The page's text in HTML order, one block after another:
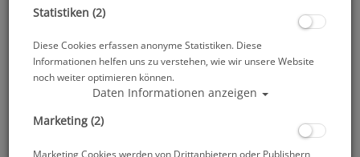
Statistiken (2)
Diese Cookies erfassen anonyme Statistiken. Diese
Informationen helfen uns zu verstehen, wie wir unsere Website
noch weiter optimieren können.
Daten Informationen anzeigen
Marketing (2)
Marketing Cookies werden von Drittanbietern oder Publishern